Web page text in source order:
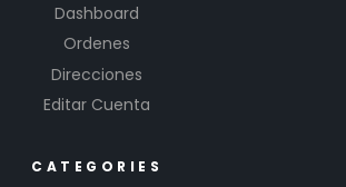
Dashboard
Ordenes
Direcciones
Editar Cuenta
CATEGORIES